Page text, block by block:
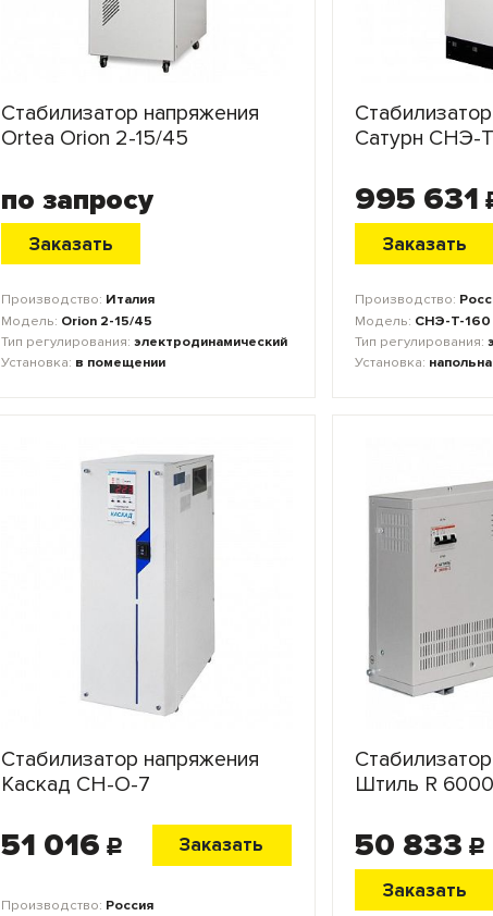
Стабилизатор напряжения
Ortea Orion 2-15/45
по запросу
Заказать
Производство: Италия
Модель: Orion 2-15/45
Тип регулирования: электродинамический
Установка: в помещении
Сатурн СНЭ-
995 631
Заказать
Производство:
Модель: СНЭ-Т-
Тип регулирования:
Установка:
Стабилизатор напряжения
Каскад СН-О-7
51 016 c Заказать
Производство: Россия
Штиль R
50 833 c
Заказать